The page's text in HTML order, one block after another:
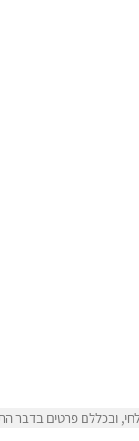
ובכללם פרטים בדבר